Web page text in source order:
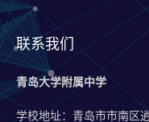
联系我们
青岛大学附属中学
学校地址：青岛市市南区